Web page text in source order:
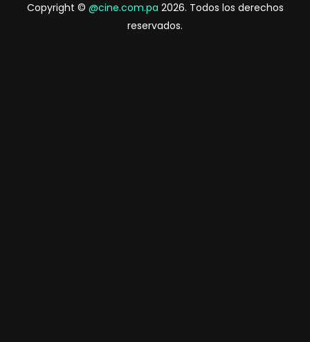
Copyright © @cine.com.pa 2026. Todos los derechos
reservados.